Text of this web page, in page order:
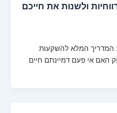
ולשנות את חייכם
המדריך המלא להשקעות
האם אי פעם דמיינתם חיים